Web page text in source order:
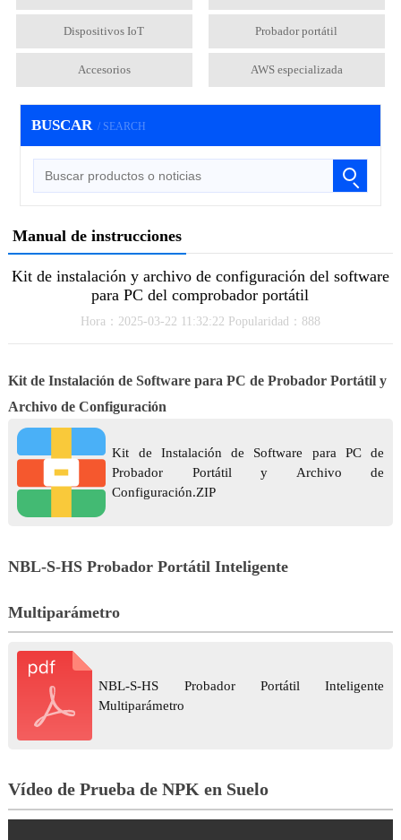
Dispositivos IoT Probador portátil
Accesorios AWS especializada
BUSCAR / SEARCH
Manual de instrucciones
Kit de instalación y archivo de configuración del software
para PC del comprobador portátil
Hora：2025-03-22 11:32:22 Popularidad：888
Kit de Instalación de Software para PC de Probador Portátil y
Archivo de Configuración
Kit de Instalación de Software para PC de
Probador Portátil y Archivo de
Configuración.ZIP
NBL-S-HS Probador Portátil Inteligente
Multiparámetro
NBL-S-HS Probador Portátil Inteligente
Multiparámetro
Vídeo de Prueba de NPK en Suelo